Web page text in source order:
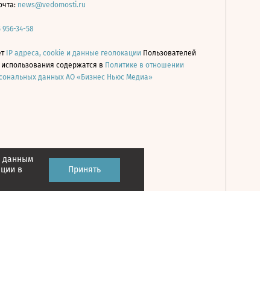
данным
в
Принять
news@vedomosti.ru
956-34-58
IP адреса, cookie и данные геолокации Пользователей
содержатся в Политике в отношении
данных АО «Бизнес Ньюс Медиа»